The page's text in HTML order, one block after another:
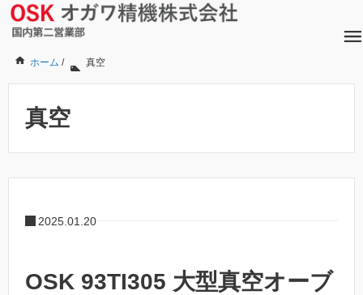
ホーム / 真空
真空
2025.01.20
OSK 93TI305 大型真空オーブ